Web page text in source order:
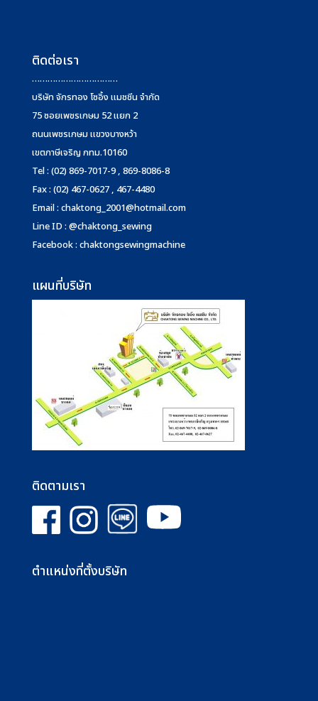
ติดต่อเรา
……………………………
บริษัท จักรทอง โซอิ้ง แมชชีน จำกัด
75 ซอยเพชรเกษม 52 แยก 2
ถนนเพชรเกษม แขวงบางหว้า
เขตภาษีเจริญ กทม.10160
Tel : (02) 869-7017-9 , 869-8086-8
Fax : (02) 467-0627 , 467-4480
Email : chaktong_2001@hotmail.com
Line ID : @chaktong_sewing
Facebook : chaktongsewingmachine
แผนที่บริษัท
ติดตามเรา
ตำแหน่งที่ตั้งบริษัท